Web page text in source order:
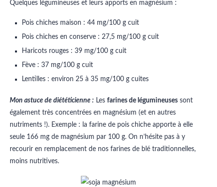
Quelques légumineuses et leurs apports en magnésium :
Pois chiches maison : 44 mg/100 g cuit
Pois chiches en conserve : 27,5 mg/100 g cuit
Haricots rouges : 39 mg/100 g cuit
Fève : 37 mg/100 g cuit
Lentilles : environ 25 à 35 mg/100 g cuites
Mon astuce de diététicienne : Les farines de légumineuses sont
également très concentrées en magnésium (et en autres
nutriments !). Exemple : la farine de pois chiche apporte à elle
seule 166 mg de magnésium par 100 g. On n’hésite pas à y
recourir en remplacement de nos farines de blé traditionnelles,
moins nutritives.